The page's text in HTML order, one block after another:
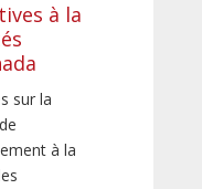
à la
sur la
à la